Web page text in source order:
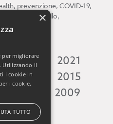
, prevenzione, COVID-19,
cervello,
2022
2021
2016
2015
2009
×
per migliorare
Utilizzando il
i cookie in
i cookie.
TUTTO